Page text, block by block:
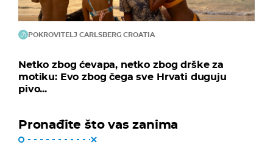
POKROVITELJ CARLSBERG CROATIA
Netko zbog ćevapa, netko zbog drške za
motiku: Evo zbog čega sve Hrvati duguju
pivo...
Pronađite što vas zanima